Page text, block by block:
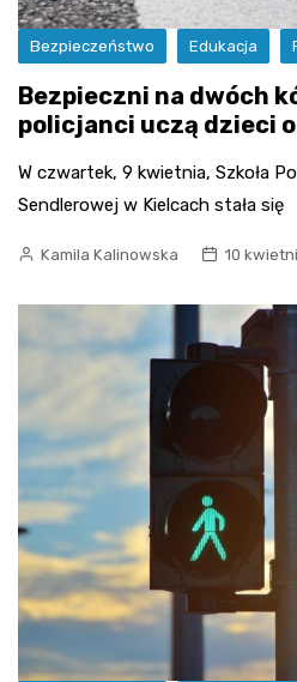
Bezpieczeństwo Edukacja
Bezpieczni na dwóch
policjanci uczą dzieci
W czwartek, 9 kwietnia, Szkoła
Sendlerowej w Kielcach stała się
Kamila Kalinowska 10